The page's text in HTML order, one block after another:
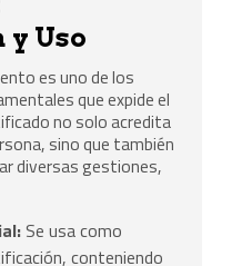
Uso
es uno de los
que expide el
no solo acredita
sino que también
diversas gestiones,
Se usa como
conteniendo